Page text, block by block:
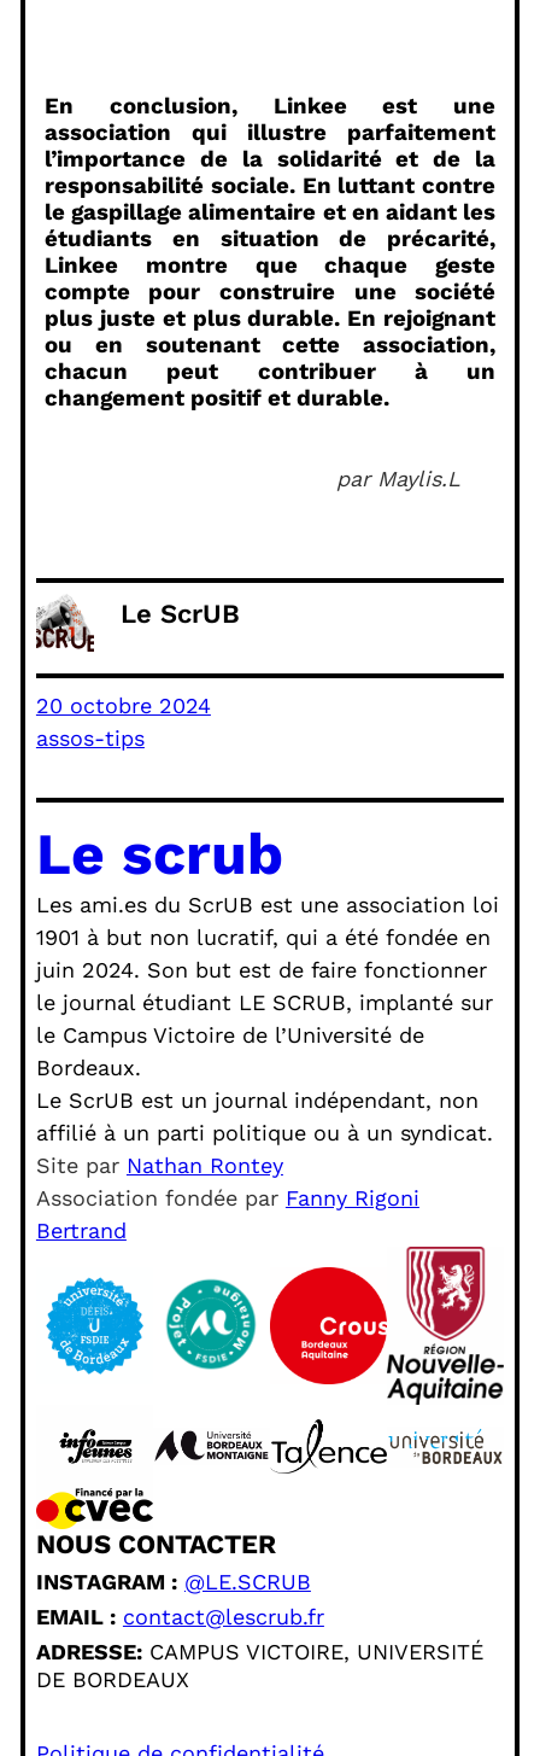
En conclusion, Linkee est une
association qui illustre parfaitement
l’importance de la solidarité et de la
responsabilité sociale. En luttant contre
le gaspillage alimentaire et en aidant les
étudiants en situation de précarité,
Linkee montre que chaque geste
compte pour construire une société
plus juste et plus durable. En rejoignant
ou en soutenant cette association,
chacun peut contribuer à un
changement positif et durable.
par Maylis.L
Le ScrUB
20 octobre 2024
assos-tips
Le scrub
Les ami.es du ScrUB est une association loi
1901 à but non lucratif, qui a été fondée en
juin 2024. Son but est de faire fonctionner
le journal étudiant LE SCRUB, implanté sur
le Campus Victoire de l’Université de
Bordeaux.
Le ScrUB est un journal indépendant, non
affilié à un parti politique ou à un syndicat.
Site par Nathan Rontey
Association fondée par Fanny Rigoni
Bertrand
NOUS CONTACTER
INSTAGRAM : @LE.SCRUB
EMAIL : contact@lescrub.fr
ADRESSE:CAMPUS VICTOIRE, UNIVERSITÉ
DE BORDEAUX